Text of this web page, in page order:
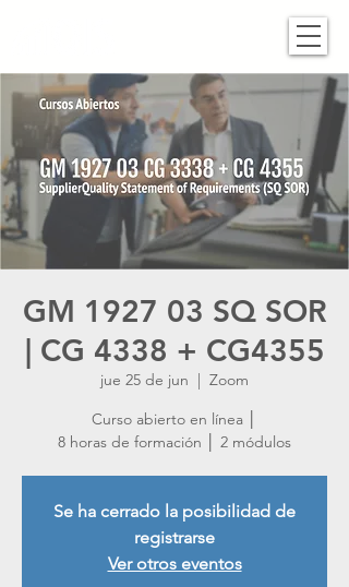
GM 1927 03 SQ SOR
| CG 4338 + CG4355
jue 25 de jun
  |
Zoom
Curso abierto en línea │
8 horas de formación │ 2 módulos
Se ha cerrado la posibilidad de
registrarse
Ver otros eventos